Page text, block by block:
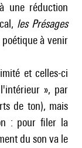
une réduction
les Présages
à venir
et celles-ci
», par
de ton), mais
: pour filer la
du son va le